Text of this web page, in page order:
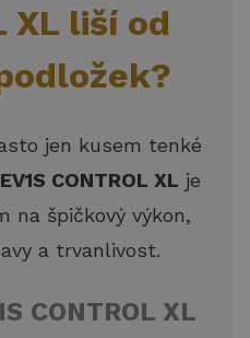
XL liší od
jen kusem tenké
CONTROL XL je
na špičkový výkon,
a trvanlivost.
CONTROL XL